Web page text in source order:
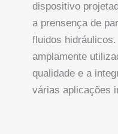
dispositivo
a prensença de
fluidos
amplamente
qualidade e a
várias aplicações